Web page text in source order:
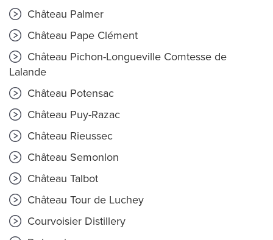
Château Palmer
Château Pape Clément
Château Pichon-Longueville Comtesse de
Lalande
Château Potensac
Château Puy-Razac
Château Rieussec
Château Semonlon
Château Talbot
Château Tour de Luchey
Courvoisier Distillery